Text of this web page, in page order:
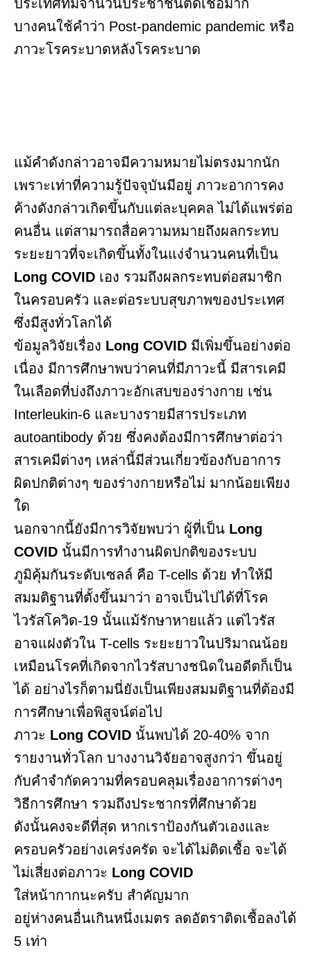
ประเทศที่มีจำนวนประชาชนติดเชื้อมาก
บางคนใช้คำว่า Post-pandemic pandemic หรือ
ภาวะโรคระบาดหลังโรคระบาด
แม้คำดังกล่าวอาจมีความหมายไม่ตรงมากนัก
เพราะเท่าที่ความรู้ปัจจุบันมีอยู่ ภาวะอาการคง
ค้างดังกล่าวเกิดขึ้นกับแต่ละบุคคล ไม่ได้แพร่ต่อ
คนอื่น แต่สามารถสื่อความหมายถึงผลกระทบ
ระยะยาวที่จะเกิดขึ้นทั้งในแง่จำนวนคนที่เป็น
Long COVID เอง รวมถึงผลกระทบต่อสมาชิก
ในครอบครัว และต่อระบบสุขภาพของประเทศ
ซึ่งมีสูงทั่วโลกได้
ข้อมูลวิจัยเรื่อง Long COVID มีเพิ่มขึ้นอย่างต่อ
เนื่อง มีการศึกษาพบว่าคนที่มีภาวะนี้ มีสารเคมี
ในเลือดที่บ่งถึงภาวะอักเสบของร่างกาย เช่น
Interleukin-6 และบางรายมีสารประเภท
autoantibody ด้วย ซึ่งคงต้องมีการศึกษาต่อว่า
สารเคมีต่างๆ เหล่านี้มีส่วนเกี่ยวข้องกับอาการ
ผิดปกติต่างๆ ของร่างกายหรือไม่ มากน้อยเพียง
ใด
นอกจากนี้ยังมีการวิจัยพบว่า ผู้ที่เป็น Long
COVID นั้นมีการทำงานผิดปกติของระบบ
ภูมิคุ้มกันระดับเซลล์ คือ T-cells ด้วย ทำให้มี
สมมติฐานที่ตั้งขึ้นมาว่า อาจเป็นไปได้ที่โรค
ไวรัสโควิด-19 นั้นแม้รักษาหายแล้ว แต่ไวรัส
อาจแฝงตัวใน T-cells ระยะยาวในปริมาณน้อย
เหมือนโรคที่เกิดจากไวรัสบางชนิดในอดีตก็เป็น
ได้ อย่างไรก็ตามนี่ยังเป็นเพียงสมมติฐานที่ต้องมี
การศึกษาเพื่อพิสูจน์ต่อไป
ภาวะ Long COVID นั้นพบได้ 20-40% จาก
รายงานทั่วโลก บางงานวิจัยอาจสูงกว่า ขึ้นอยู่
กับคำจำกัดความที่ครอบคลุมเรื่องอาการต่างๆ
วิธีการศึกษา รวมถึงประชากรที่ศึกษาด้วย
ดังนั้นคงจะดีที่สุด หากเราป้องกันตัวเองและ
ครอบครัวอย่างเคร่งครัด จะได้ไม่ติดเชื้อ จะได้
ไม่เสี่ยงต่อภาวะ Long COVID
ใส่หน้ากากนะครับ สำคัญมาก
อยู่ห่างคนอื่นเกินหนึ่งเมตร ลดอัตราติดเชื้อลงได้
5 เท่า